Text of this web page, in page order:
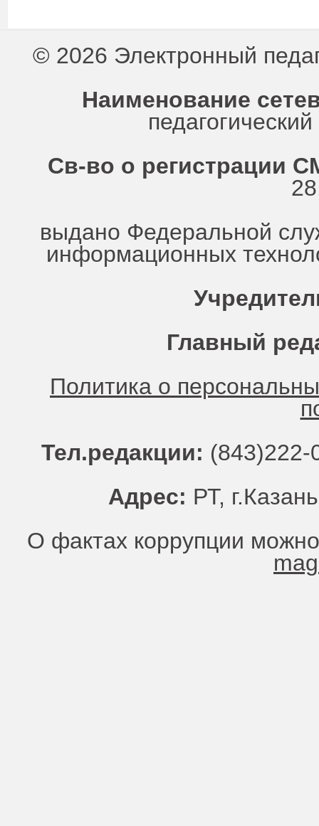
© 2026 Электронный
Наименование
Св-во о регистрации
выдано Федеральной
информационных
Главный
Политика о
Тел.редакции:
Адрес: РТ,
О фактах коррупции